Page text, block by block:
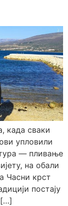
када сваки
упловили
— пливање
на обали
Часни крст
постају
[…]